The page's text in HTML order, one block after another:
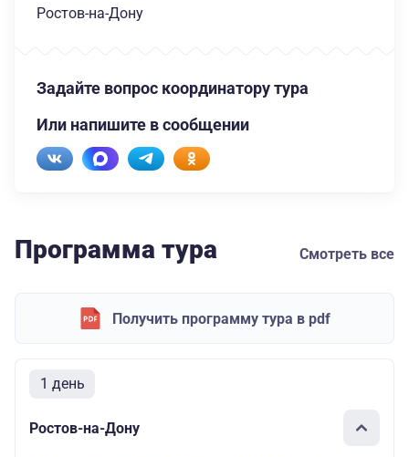
Ростов-на-Дону
Задайте вопрос координатору тура
Или напишите в сообщении
Программа тура Смотреть все
Получить программу тура в pdf
1 день
Ростов-на-Дону